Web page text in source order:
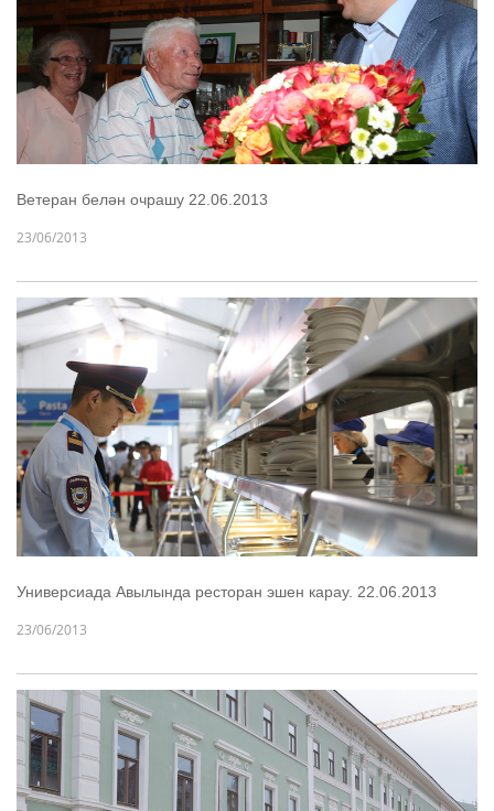
Ветеран белән очрашу 22.06.2013
23/06/2013
Универсиада Авылында ресторан эшен карау. 22.06.2013
23/06/2013